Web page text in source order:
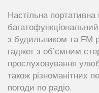
Настільна
з будильником та FM
гаджет з об’ємним
прослуховування
також різноманітних
погоди по радіо.